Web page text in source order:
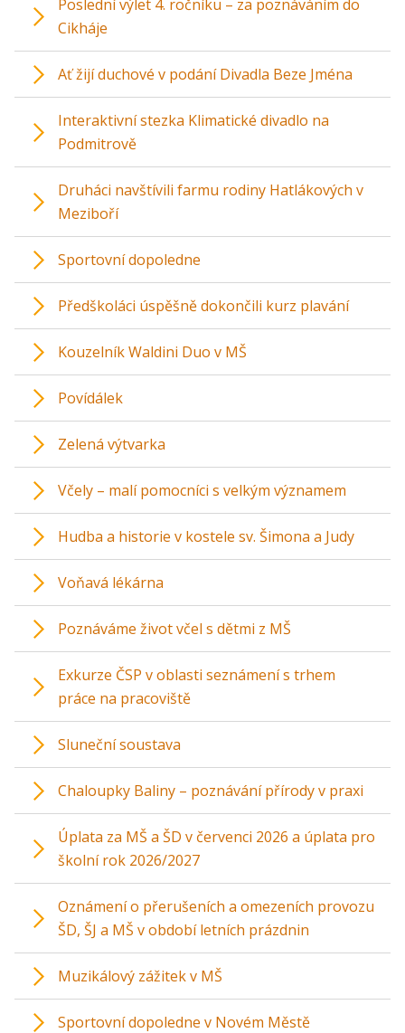
Poslední výlet 4. ročníku – za poznáváním do
Cikháje
Ať žijí duchové v podání Divadla Beze Jména
Interaktivní stezka Klimatické divadlo na
Podmitrově
Druháci navštívili farmu rodiny Hatlákových v
Meziboří
Sportovní dopoledne
Předškoláci úspěšně dokončili kurz plavání
Kouzelník Waldini Duo v MŠ
Povídálek
Zelená výtvarka
Včely – malí pomocníci s velkým významem
Hudba a historie v kostele sv. Šimona a Judy
Voňavá lékárna
Poznáváme život včel s dětmi z MŠ
Exkurze ČSP v oblasti seznámení s trhem
práce na pracoviště
Sluneční soustava
Chaloupky Baliny – poznávání přírody v praxi
Úplata za MŠ a ŠD v červenci 2026 a úplata pro
školní rok 2026/2027
Oznámení o přerušeních a omezeních provozu
ŠD, ŠJ a MŠ v období letních prázdnin
Muzikálový zážitek v MŠ
Sportovní dopoledne v Novém Městě